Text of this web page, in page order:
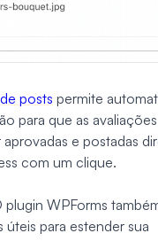
posts permite
para que as
e postadas
com um clique.
WPForms
para estender sua